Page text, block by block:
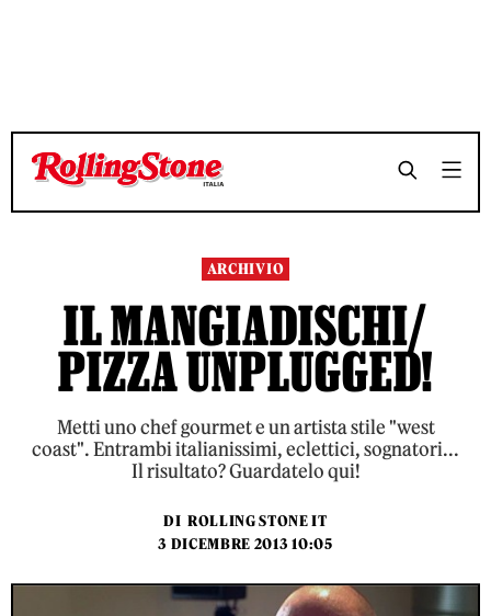
TEMPO DI LETTURA 2 MINUTI SHARE
TEMPO DI LETTURA 2 MINUTI SHARE
ARCHIVIO
IL MANGIADISCHI/
PIZZA UNPLUGGED!
Metti uno chef gourmet e un artista stile "west
coast". Entrambi italianissimi, eclettici, sognatori...
Il risultato? Guardatelo qui!
DI ROLLING STONE IT
3 DICEMBRE 2013 10:05